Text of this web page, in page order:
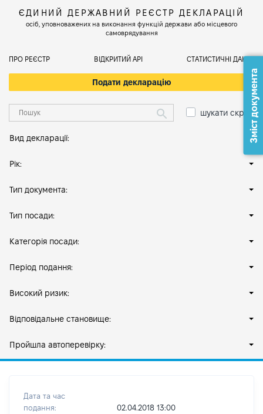
ЄДИНИЙ ДЕРЖАВНИЙ РЕЄСТР ДЕКЛАРАЦІЙ
осіб, уповноважених на виконання функцій держави або місцевого
самоврядування
ПРО РЕЄСТР ВІДКРИТИЙ АРІ СТАТИСТИЧНІ ДАНІ
Подати декларацію
шукати скрізь
Вид декларації:
Рік:
Тип документа:
Тип посади:
Категорія посади:
Період подання:
Високий ризик:
Відповідальне становище:
Пройшла автоперевірку:
Дата та час
подання:
02.04.2018 13:00
Зміст документа